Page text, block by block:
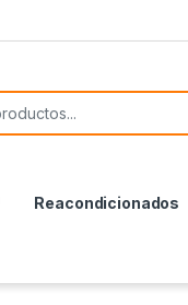
Reacondicionados